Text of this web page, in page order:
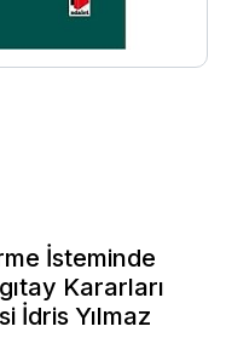
İsteminde
Kararları
İdris Yılmaz